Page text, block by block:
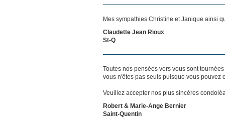
Mes sympathies Christine et Janique ainsi
Claudette Jean Rioux
St-Q
Toutes nos pensées vers vous sont
vous n'êtes pas seuls puisque vous pouvez
Veuillez accepter nos plus sincères
Robert & Marie-Ange Bernier
Saint-Quentin